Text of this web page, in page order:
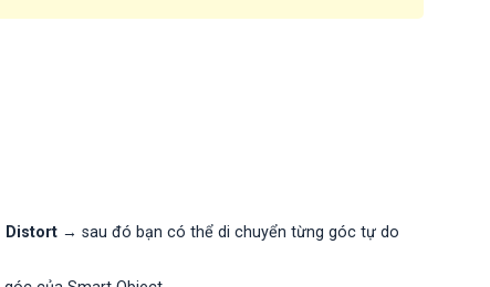
Distort → sau đó bạn có thể di chuyển từng góc tự do